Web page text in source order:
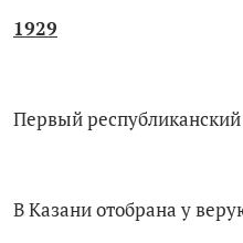
1929
Первый
В Казани отобрана у